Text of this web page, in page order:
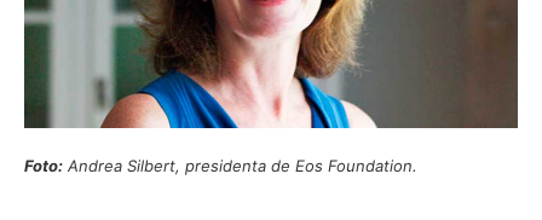
Foto: Andrea Silbert, presidenta de Eos Foundation.